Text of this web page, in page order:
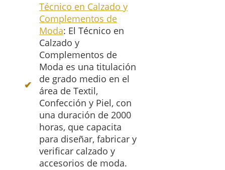
Técnico en Calzado y
Complementos de
Moda: El Técnico en
Calzado y
Complementos de
Moda es una titulación
de grado medio en el
área de Textil,
Confección y Piel, con
una duración de 2000
horas, que capacita
para diseñar, fabricar y
verificar calzado y
accesorios de moda.